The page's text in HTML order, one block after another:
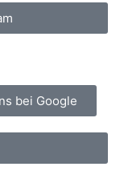
bei Google